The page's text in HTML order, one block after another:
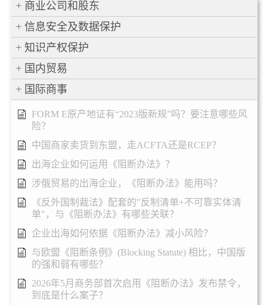
商业公司和股东
信息安全及数据保护
知识产权保护
国内贸易
国际商事
FORM E原产地证有“2023版新规”吗？要注意哪些风
险？
中国商家卖货到东盟，走ACFTA还是RCEP？
出海企业如何运用《阻断办法》？
涉俄贸易的出海企业，《阻断办法》能用吗？
《反外国制裁法》配套的"反制清单+不可靠实体清
单"，与《阻断办法》有哪些关联？
企业出海如何依据《阻断办法》减小风险？
与欧盟《阻断条例》(Blocking Statute) 相比，中国版
的强和弱有哪些？
2026年5月商务部首次启用《阻断办法》发布禁令，
到底是什么案子？